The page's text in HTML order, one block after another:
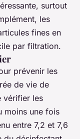
surtout
les
fines en
par filtration.
prévenir les
de vie de
vérifier les
moins une fois
entre 7,2 et 7,6